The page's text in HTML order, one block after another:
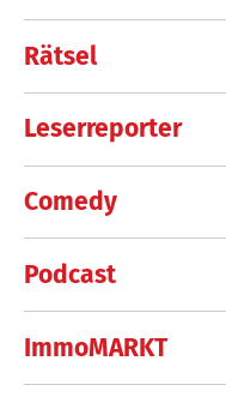
Rätsel
Leserreporter
Comedy
Podcast
ImmoMARKT